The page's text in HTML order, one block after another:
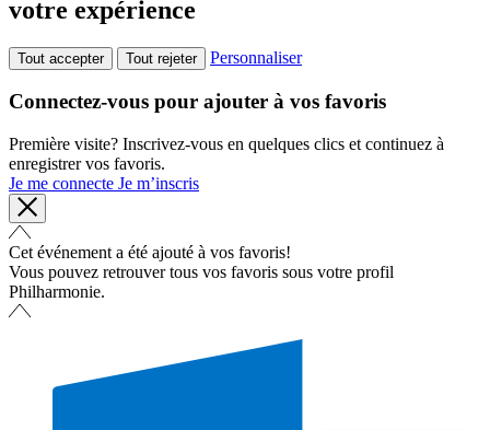
votre expérience
Tout accepter Tout rejeter Personnaliser
Connectez-vous pour ajouter à vos favoris
Première visite? Inscrivez-vous en quelques clics et continuez à
enregistrer vos favoris.
Je me connecte Je m’inscris
Cet événement a été ajouté à vos favoris!
Vous pouvez retrouver tous vos favoris sous votre profil
Philharmonie.